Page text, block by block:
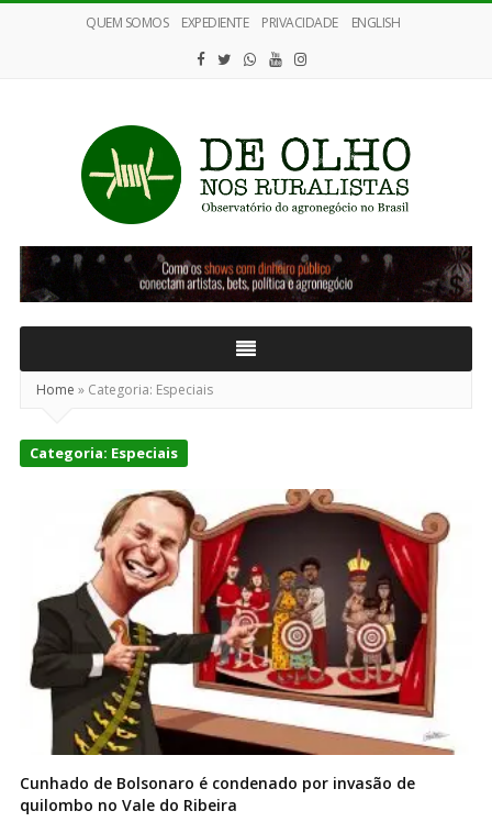
QUEM SOMOS EXPEDIENTE PRIVACIDADE ENGLISH
De
Olho
nos
Home » Categoria: Especiais
Categoria: Especiais
Cunhado de Bolsonaro é condenado por invasão de
quilombo no Vale do Ribeira